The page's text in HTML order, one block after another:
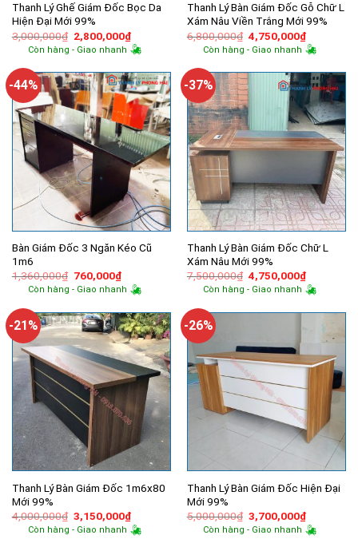
Thanh Lý Ghế Giám Đốc Bọc Da
Hiện Đại Mới 99%
3,000,000₫ Giá
gốc
là:
2,800,000₫Giá
hiện
tại
2,800,000₫.
Còn hàng - Giao nhanh
Thanh Lý Bàn Giám Đốc Gỗ Chữ L
Xám Nâu Viền Trắng Mới 99%
6,800,000₫ Giá
gốc
là:
4,750,000₫Giá
hiện
tại
Còn hàng - Giao nhanh
-44%
Bàn Giám Đốc 3 Ngăn Kéo Cũ
1m6
1,360,000₫ Giá
gốc
là:
760,000₫Giá
hiện
tại
760,000₫.
Còn hàng - Giao nhanh
-37%
Thanh Lý Bàn Giám Đốc Chữ L
Xám Nâu Mới 99%
7,500,000₫ Giá
gốc
là:
4,750,000₫Giá
hiện
tại
Còn hàng - Giao nhanh
-21%
Thanh Lý Bàn Giám Đốc 1m6x80
Mới 99%
4,000,000₫ Giá
gốc
là:
3,150,000₫Giá
hiện
tại
Còn hàng - Giao nhanh
-26%
Thanh Lý Bàn Giám Đốc Hiện Đại
Mới 99%
5,000,000₫ Giá
gốc
là:
3,700,000₫Giá
hiện
tại
Còn hàng - Giao nhanh